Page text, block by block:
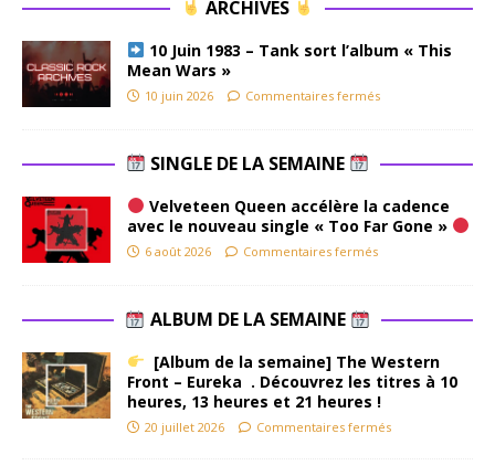
ARCHIVES
10 Juin 1983 – Tank sort l’album « This
Mean Wars »
10 juin 2026 Commentaires fermés
SINGLE DE LA SEMAINE
Velveteen Queen accélère la cadence
avec le nouveau single « Too Far Gone »
6 août 2026 Commentaires fermés
ALBUM DE LA SEMAINE
[Album de la semaine] The Western
Front – Eureka . Découvrez les titres à 10
heures, 13 heures et 21 heures !
20 juillet 2026 Commentaires fermés